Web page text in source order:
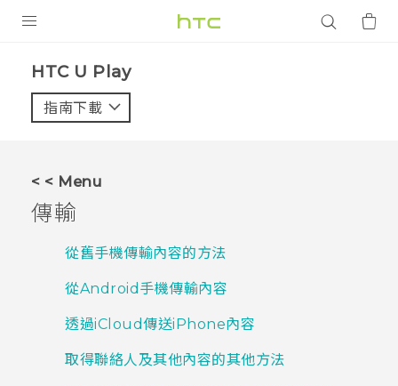
VIVE
應用程式
支援服務
HTC U Play‎
指南下載
< < Menu
傳輸
從舊手機傳輸內容的方法
從Android手機傳輸內容
透過iCloud傳送iPhone內容
取得聯絡人及其他內容的其他方法